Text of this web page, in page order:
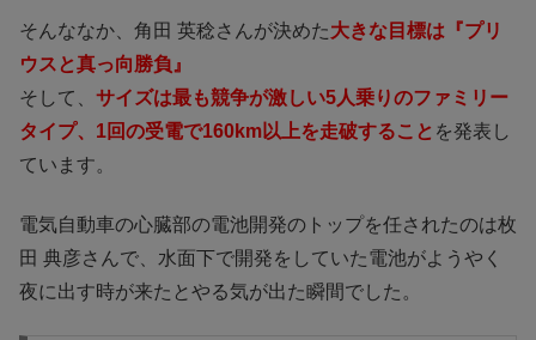
そんななか、角田 英稔さんが決めた大きな目標は『プリ
ウスと真っ向勝負』
そして、 サイズは最も競争が激しい5人乗りのファミリー
タイプ、1回の受電で160km以上を走破すること を発表し
ています。
電気自動車の心臓部の電池開発のトップを任されたのは枚
田 典彦さんで、水面下で開発をしていた電池がようやく
夜に出す時が来たとやる気が出た瞬間でした。